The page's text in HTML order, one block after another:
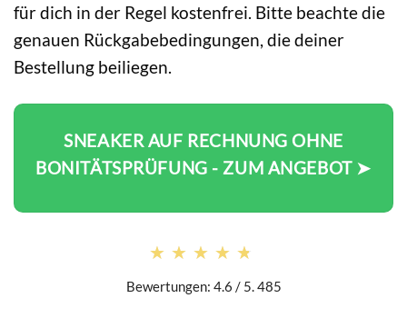
für dich in der Regel kostenfrei. Bitte beachte die
genauen Rückgabebedingungen, die deiner
Bestellung beiliegen.
SNEAKER AUF RECHNUNG OHNE
BONITÄTSPRÜFUNG - ZUM ANGEBOT ➤
★★★★★
★★★★★
Bewertungen: 4.6 / 5. 485